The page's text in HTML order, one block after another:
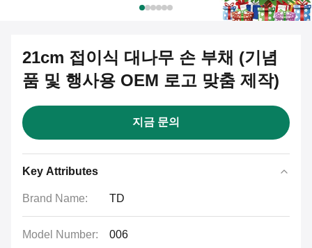
21cm 접이식 대나무 손 부채 (기념
품 및 행사용 OEM 로고 맞춤 제작)
지금 문의
Key Attributes
Brand Name: TD
Model Number: 006